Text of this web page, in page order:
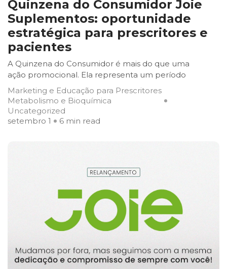
Quinzena do Consumidor Joie
Suplementos: oportunidade
estratégica para prescritores e
pacientes
A Quinzena do Consumidor é mais do que uma
ação promocional. Ela representa um período
Marketing e Educação para Prescritores
Metabolismo e Bioquímica
Uncategorized
setembro 1
6 min read